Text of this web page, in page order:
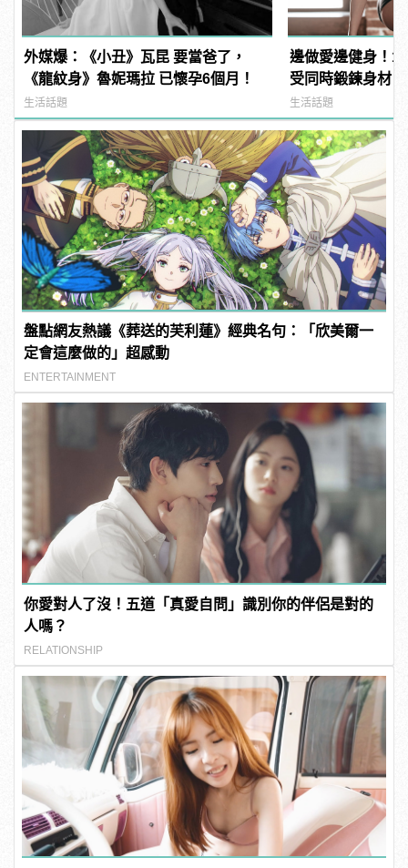
外媒爆：《小丑》瓦昆 要當爸了，
《龍紋身》魯妮瑪拉 已懷孕6個月！
生活話題
邊做愛邊健身！
受同時鍛鍊身材
生活話題
盤點網友熱議《葬送的芙利蓮》經典名句：「欣美爾一
定會這麼做的」超感動
ENTERTAINMENT
你愛對人了沒！五道「真愛自問」識別你的伴侶是對的
人嗎？
RELATIONSHIP